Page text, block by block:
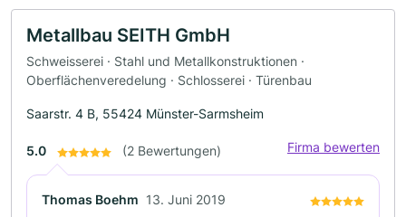
Metallbau SEITH GmbH
Schweisserei · Stahl und Metallkonstruktionen ·
Oberflächenveredelung · Schlosserei · Türenbau
Saarstr. 4 B, 55424 Münster-Sarmsheim
5.0 (2 Bewertungen) Firma bewerten
Thomas Boehm 13. Juni 2019